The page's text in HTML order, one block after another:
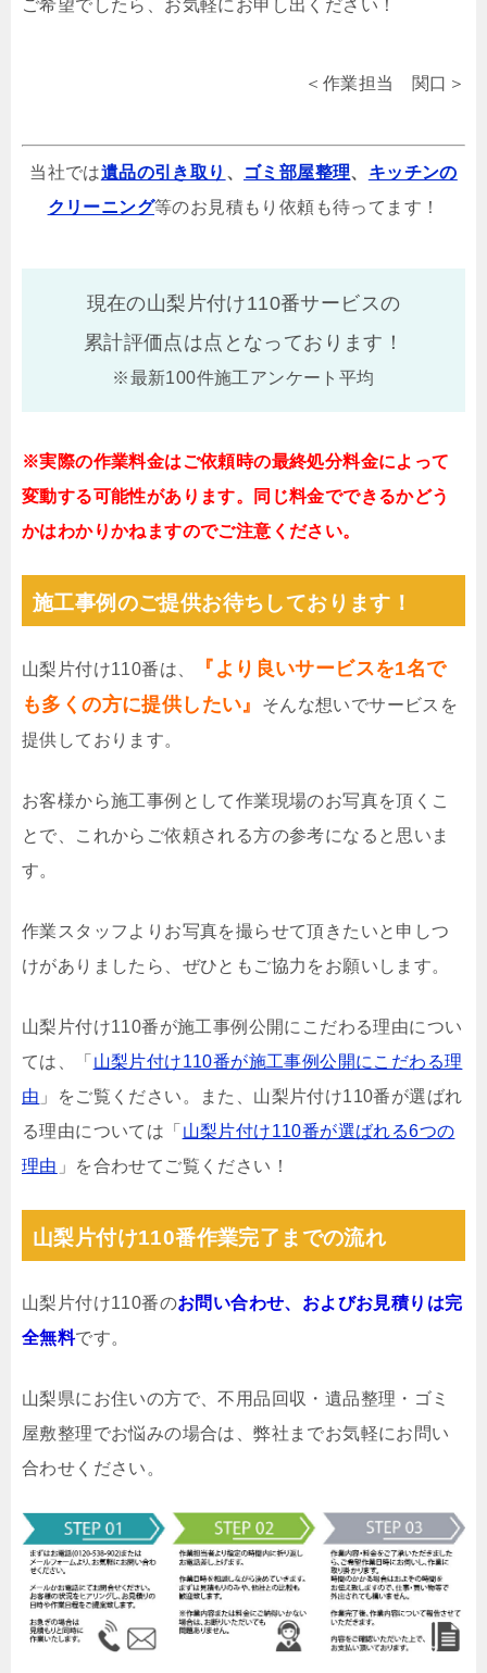
ご希望でしたら、お気軽にお申し出ください！
＜作業担当 関口＞
当社では遺品の引き取り 、 ゴミ部屋整理、 キッチンの
クリーニング等のお見積もり依頼も待ってます！
現在の山梨片付け110番サービスの
累計評価点は点となっております！
※最新100件施工アンケート平均
※実際の作業料金はご依頼時の最終処分料金によって
変動する可能性があります。同じ料金でできるかどう
かはわかりかねますのでご注意ください。
施工事例のご提供お待ちしております！
山梨片付け110番は、
『より良いサービスを1名で
も多くの方に提供したい』
そんな想いでサービスを
提供しております。
お客様から施工事例として作業現場のお写真を頂くこ
とで、これからご依頼される方の参考になると思いま
す。
作業スタッフよりお写真を撮らせて頂きたいと申しつ
けがありましたら、ぜひともご協力をお願いします。
山梨片付け110番が施工事例公開にこだわる理由につい
ては、「 山梨片付け110番が施工事例公開にこだわる理
由 」をご覧ください。また、山梨片付け110番が選ばれ
る理由については「 山梨片付け110番が選ばれる6つの
理由 」を合わせてご覧ください！
山梨片付け110番作業完了までの流れ
山梨片付け110番のお問い合わせ、およびお見積りは完
全無料です。
山梨県にお住いの方で、不用品回収・遺品整理・ゴミ
屋敷整理でお悩みの場合は、弊社までお気軽にお問い
合わせください。